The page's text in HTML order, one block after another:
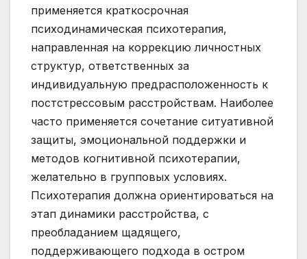
применяется краткосрочная
психодинамическая психотерапия,
направленная на коррекцию личностных
структур, ответственных за
индивидуальную предрасположенность к
постстрессовым расстройствам. Наиболее
часто применяется сочетание ситуативной
защиты, эмоциональной поддержки и
методов когнитивной психотерапии,
желательно в групповых условиях.
Психотерапия должна ориентироваться на
этап динамики расстройства, с
преобладанием щадящего,
поддерживающего подхода в остром